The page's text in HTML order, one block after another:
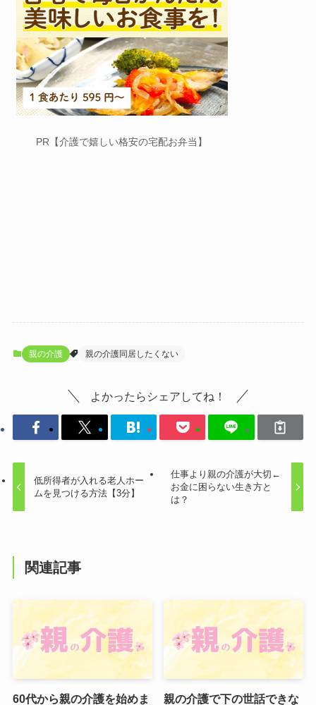
PR【介護で嬉しい格安の宅配お弁当】
親の介護 親の介護同居したくない
よかったらシェアしてね！
低所得者が入れる老人ホー
ムを見つける方法【3分】
仕事より親の介護が大切←
お金に困らない生き方と
は？
関連記事
60代から親の介護を始めま
親の介護で下の世話できな